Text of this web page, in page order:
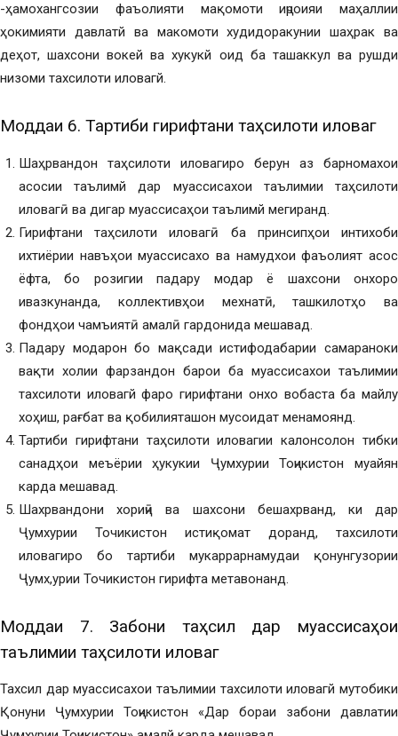
-ҳамохангсозии фаъолияти мақомоти иҷроияи маҳаллии
ҳокимияти давлатй ва макомоти худидоракунии шаҳрак ва
деҳот, шахсони вокей ва хукукй оид ба ташаккул ва рушди
низоми тахсилоти иловагй.
Моддаи 6. Тартиби гирифтани таҳсилоти иловагӣ
Шаҳрвандон таҳсилоти иловагиро берун аз барномахои
асосии таълимй дар муассисахои таълимии таҳсилоти
иловагӣ ва дигар муассисаҳои таълимй мегиранд.
Гирифтани таҳсилоти иловагӣ ба принсипҳои интихоби
ихтиёрии навъҳои муассисахо ва намудхои фаъолият асос
ёфта, бо розигии падару модар ё шахсони онхоро
ивазкунанда, коллективҳои мехнатӣ, ташкилотҳо ва
фондҳои чамъиятӣ амалӣ гардонида мешавад.
Падару модарон бо мақсади истифодабарии самараноки
вақти холии фарзандон барои ба муассисахои таълимии
тахсилоти иловагй фаро гирифтани онхо вобаста ба майлу
хоҳиш, рағбат ва қобилияташон мусоидат менамоянд.
Тартиби гирифтани таҳсилоти иловагии калонсолон тибки
санадҳои меъёрии ҳукукии Ҷумхурии Тоҷикистон муайян
карда мешавад.
Шахрвандони хориҷӣ ва шахсони бешахрванд, ки дар
Ҷумхурии Точикистон истиқомат доранд, тахсилоти
иловагиро бо тартиби мукаррарнамудаи қонунгузории
Ҷумх,урии Точикистон гирифта метавонанд.
Моддаи 7. Забони таҳсил дар муассисаҳои
таълимии таҳсилоти иловагӣ
Тахсил дар муассисахои таълимии тахсилоти иловагй мутобики
Қонуни Ҷумхурии Тоҷикистон «Дар бораи забони давлатии